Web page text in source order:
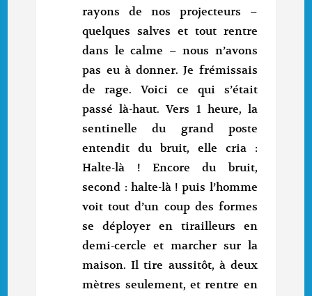
rayons de nos projecteurs –
quelques salves et tout rentre
dans le calme – nous n’avons
pas eu à donner. Je frémissais
de rage. Voici ce qui s’était
passé là-haut. Vers 1 heure, la
sentinelle du grand poste
entendit du bruit, elle cria :
Halte-là ! Encore du bruit,
second : halte-là ! puis l’homme
voit tout d’un coup des formes
se déployer en tirailleurs en
demi-cercle et marcher sur la
maison. Il tire aussitôt, à deux
mètres seulement, et rentre en